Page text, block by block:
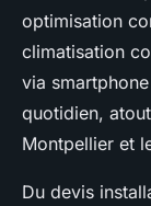
optimisation
climatisation
via
quotidien,
Montpellier et
Du devis